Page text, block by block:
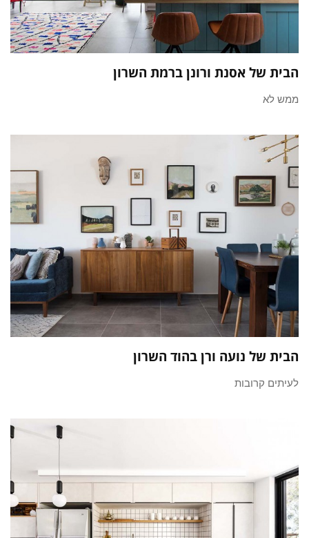
הבית של אסנת ורונן ברמת השרון
ממש לא
הבית של נועה ורן בהוד השרון
לעיתים קרובות